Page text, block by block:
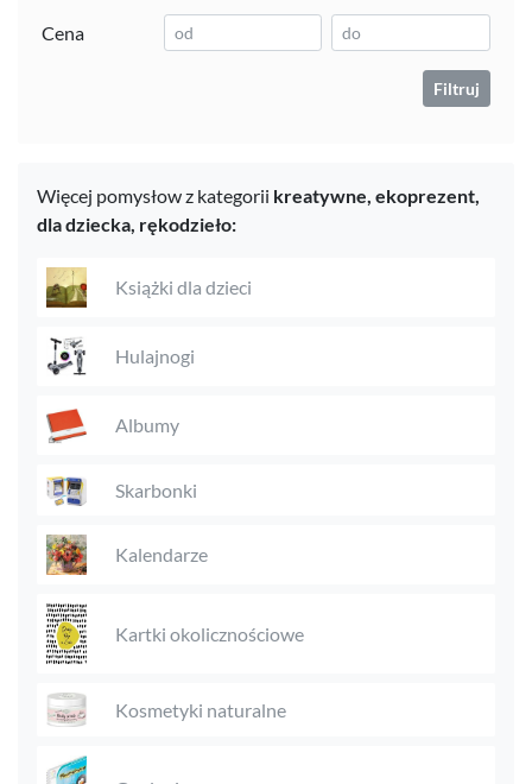
Cena
Filtruj
Więcej pomysłow z kategorii kreatywne, ekoprezent,
dla dziecka, rękodzieło:
Książki dla dzieci
Hulajnogi
Albumy
Skarbonki
Kalendarze
Kartki okolicznościowe
Kosmetyki naturalne